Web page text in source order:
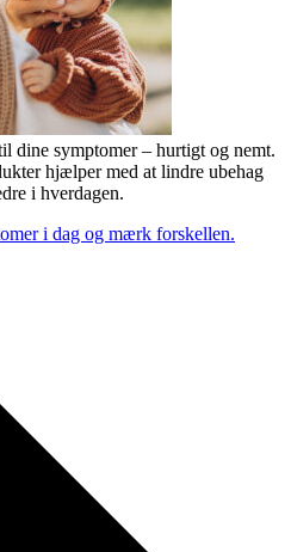
dine symptomer – hurtigt og nemt.
hjælper med at lindre ubehag
i hverdagen.
i dag og mærk forskellen.